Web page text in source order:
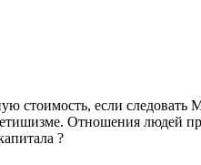
стоимость, если следовать
Отношения людей
?